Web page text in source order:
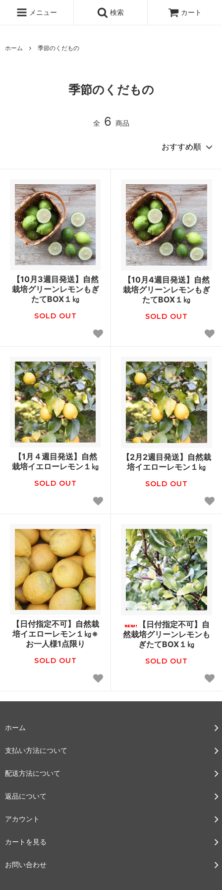
メニュー 検索 カート
ホーム 季節のくだもの
季節のくだもの
全 6 商品
【10月3週目発送】自然
栽培グリーンレモンもぎ
たてBOX１㎏
SOLD OUT
【10月4週目発送】自然
栽培グリーンレモンもぎ
たてBOX１㎏
SOLD OUT
【1月４週目発送】自然
栽培イエローレモン１㎏
SOLD OUT
【2月2週目発送】自然栽
培イエローレモン１㎏
SOLD OUT
【日付指定不可】自然栽
培イエローレモン１㎏※
お一人様1点限り
SOLD OUT
【日付指定不可】自
然栽培グリーンレモンも
ぎたてBOX１㎏
SOLD OUT
ホーム
支払い方法について
配送方法について
返品について
アカウント
カートを見る
お問い合わせ